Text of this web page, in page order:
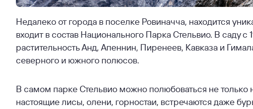
Недалеко от города в поселке Ровиначча, находится
входит в состав Национального Парка Стельвио. В саду с
растительность Анд, Апеннин, Пиренеев, Кавказа и
северного и южного полюсов.
В самом парке Стельвио можно полюбоваться не только
настоящие лисы, олени, горностаи, встречаются даже